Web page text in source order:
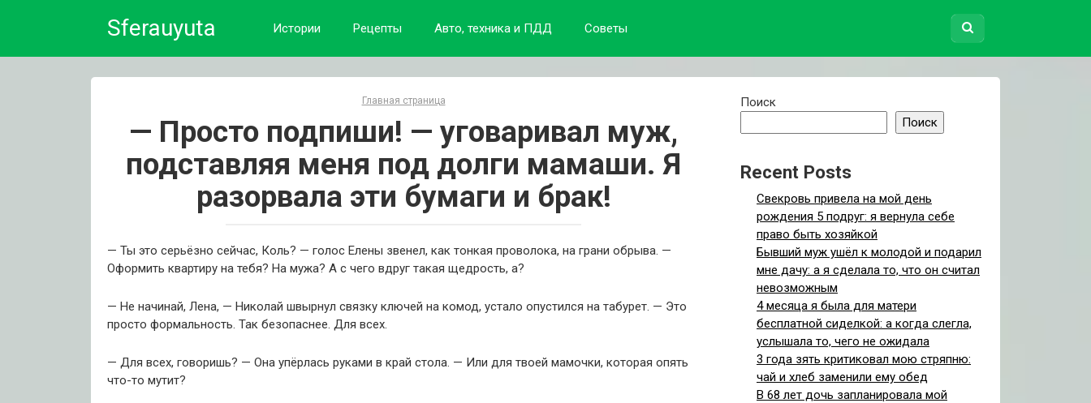
Sferauyuta Истории Рецепты Авто, техника и ПДД Советы
Главная страница
— Просто подпиши! — уговаривал муж,
подставляя меня под долги мамаши. Я
разорвала эти бумаги и брак!
— Ты это серьёзно сейчас, Коль? — голос Елены звенел, как тонкая проволока, на грани обрыва. —
Оформить квартиру на тебя? На мужа? А с чего вдруг такая щедрость, а?
— Не начинай, Лена, — Николай швырнул связку ключей на комод, устало опустился на табурет. — Это
просто формальность. Так безопаснее. Для всех.
— Для всех, говоришь? — Она упёрлась руками в край стола. — Или для твоей мамочки, которая опять
что-то мутит?
Поиск
Поиск
Recent Posts
Свекровь привела на мой день
рождения 5 подруг: я вернула себе
право быть хозяйкой
Бывший муж ушёл к молодой и подарил
мне дачу: а я сделала то, что он считал
невозможным
4 месяца я была для матери
бесплатной сиделкой: а когда слегла,
услышала то, чего не ожидала
3 года зять критиковал мою стряпню:
чай и хлеб заменили ему обед
В 68 лет дочь запланировала мой